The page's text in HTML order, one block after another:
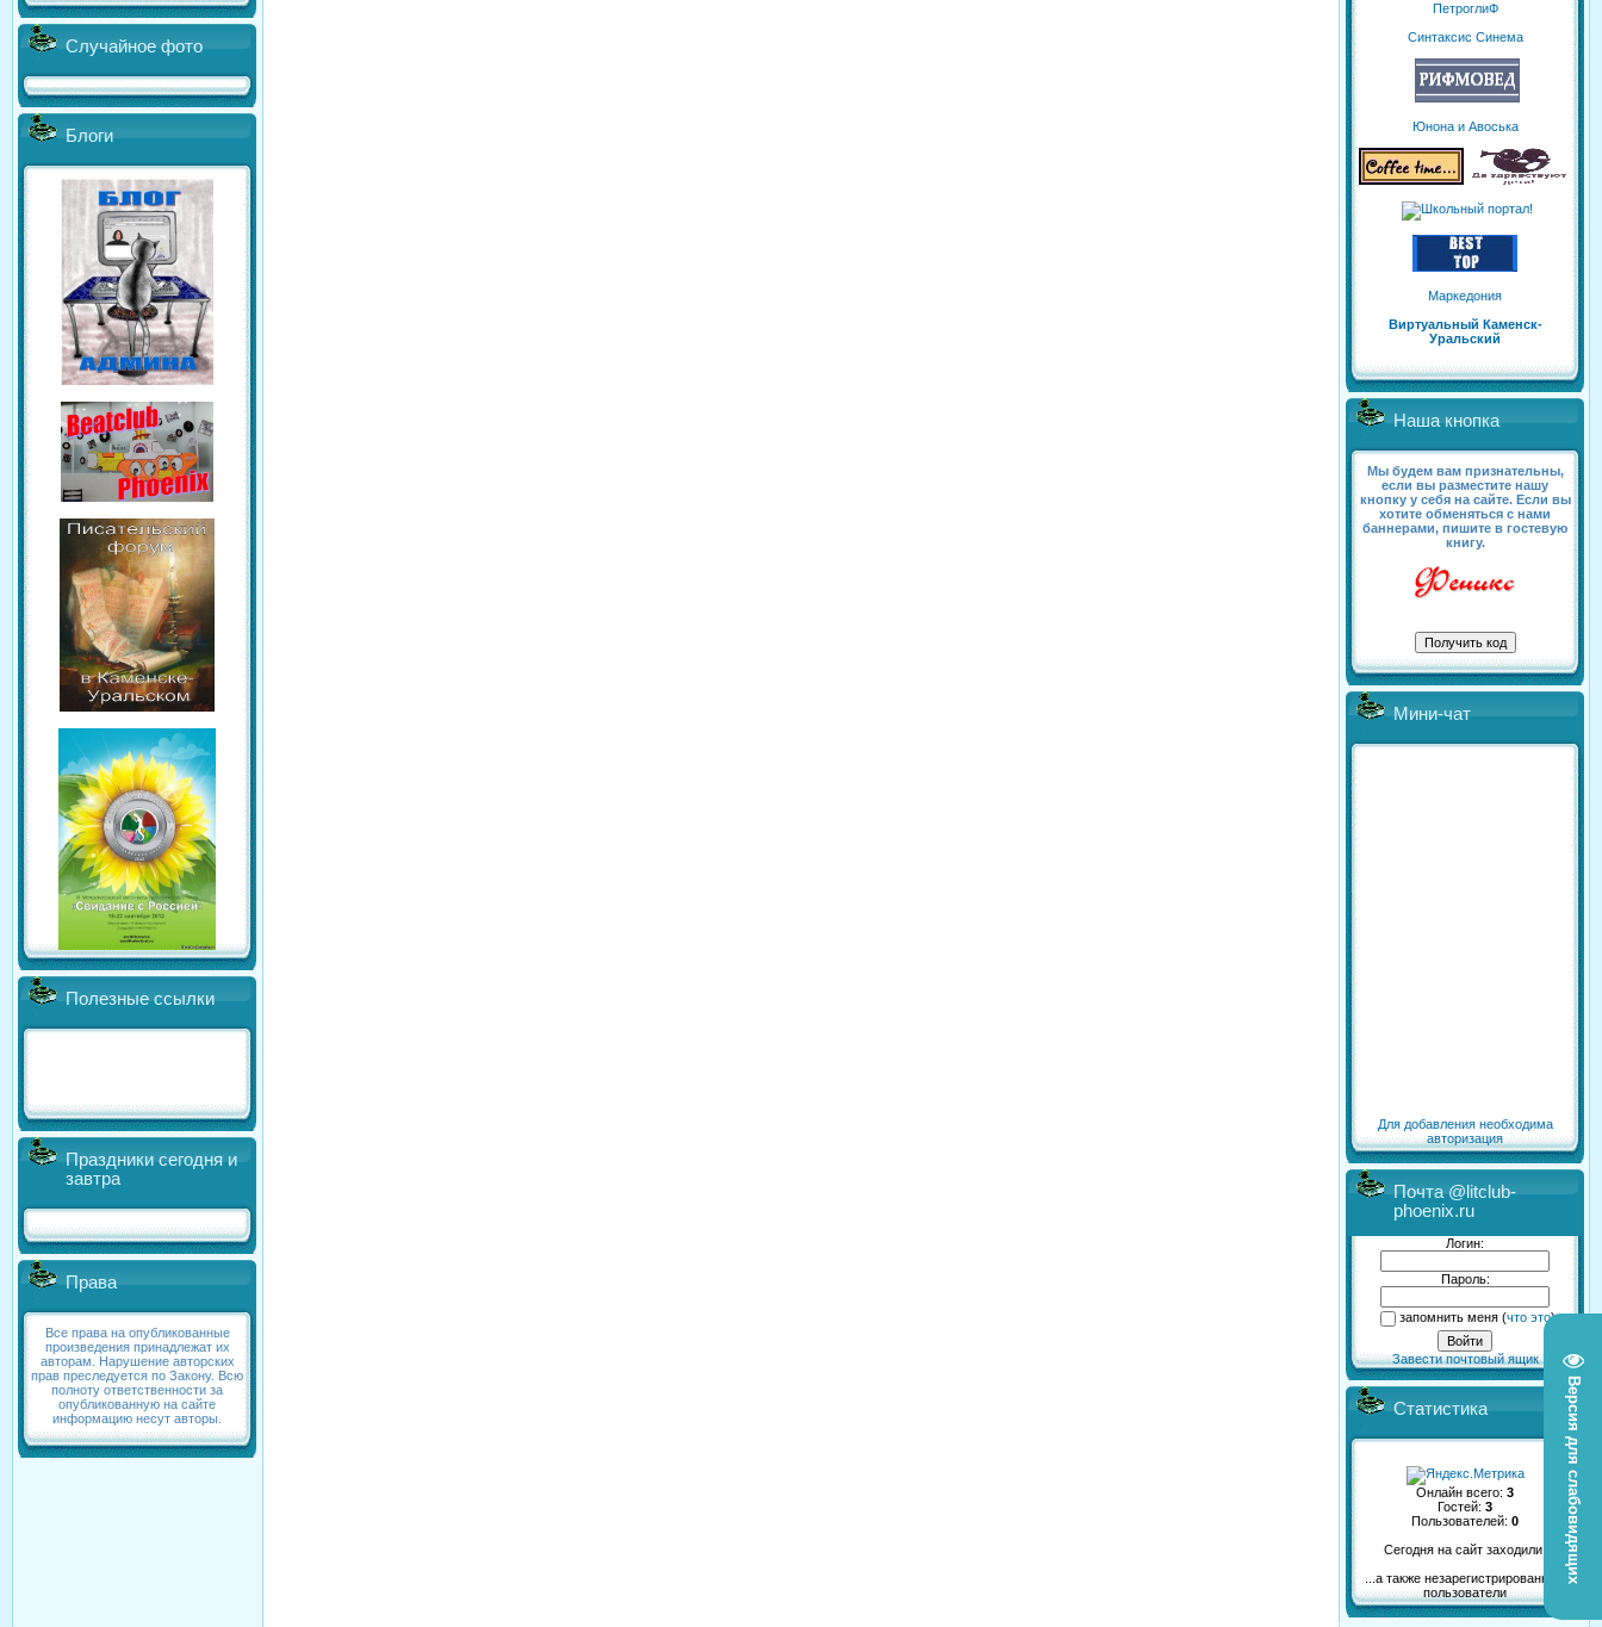
Версия для слабовидящих
Случайное фото
Блоги
Полезные ссылки
Праздники сегодня и
завтра
Права
Все права на опубликованные
произведения принадлежат их
авторам. Нарушение авторских
прав преследуется по Закону. Всю
полноту ответственности за
опубликованную на сайте
информацию несут авторы.
ПетроглиФ
Синтаксис Синема
Юнона и Авоська
Маркедония
Виртуальный Каменск-
Уральский
Наша кнопка
Мы будем вам признательны,
если вы разместите нашу
кнопку у себя на сайте. Если вы
хотите обменяться с нами
баннерами, пишите в гостевую
книгу.
Мини-чат
Для добавления необходима
авторизация
Почта @litclub-
phoenix.ru
Логин:
Пароль:
запомнить меня(что это)
Завести почтовый ящик
Статистика
Онлайн всего: 3
Гостей: 3
Пользователей: 0
Сегодня на сайт заходили:
...а также незарегистрированные
пользователи